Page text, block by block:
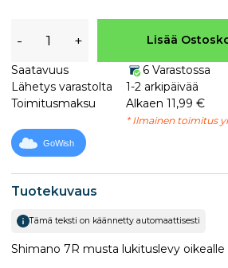
Tuotekuvaus
Tämä teksti on käännetty automaattisesti
Shimano 7R musta lukituslevy oikealle
- + Lisää
Saatavuus
6 Varastossa
Lähetys varastolta
1-2 arkipäivää
Toimitusmaksu
Alkaen 11,99 €
* Ilmainen toimitus
GoWish